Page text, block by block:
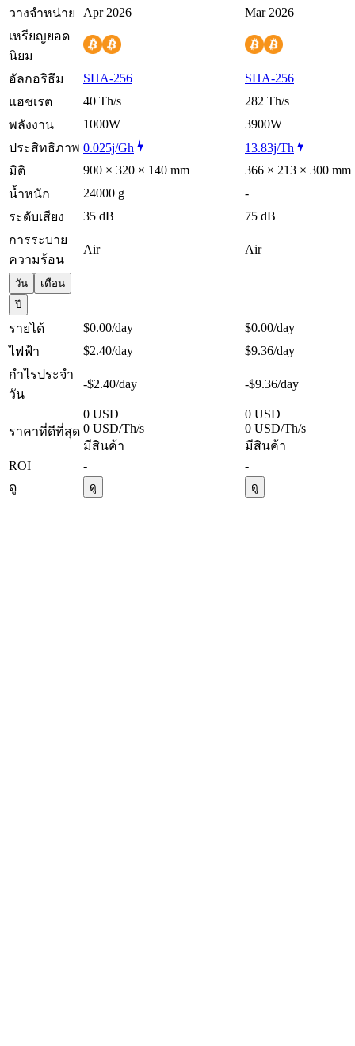
วางจำหน่าย
Apr 2026
Mar 2026
เหรียญยอด
นิยม
อัลกอริธึม
SHA-256
SHA-256
แฮชเรต
40 Th/s
282 Th/s
พลังงาน
1000W
3900W
ประสิทธิภาพ 0.025j/Gh
13.83j/Th
มิติ
900 × 320 × 140 mm
366 × 213 × 300 mm
น้ำหนัก
24000 g
-
ระดับเสียง
35 dB
75 dB
การระบาย
ความร้อน
Air Air
วัน
เดือน
ปี
รายได้ $0.00/day $0.00/day
ไฟฟ้า
$2.40/day $9.36/day
กำไรประจำ
วัน
-$2.40/day -$9.36/day
ราคาที่ดีที่สุด
0 USD
0 USD/Th/s
มีสินค้า
0 USD
0 USD/Th/s
มีสินค้า
ROI
-
-
ดู
ดู ดู